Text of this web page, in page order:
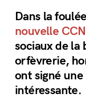
Dans la
nouvelle
sociaux de la
orfèvrerie,
ont signé
intéressante.